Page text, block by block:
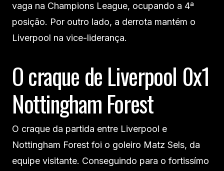
vaga na Champions League, ocupando a 4ª
posição. Por outro lado, a derrota mantém o
Liverpool na vice-liderança.
O craque de Liverpool 0x1
Nottingham Forest
O craque da partida entre Liverpool e
Nottingham Forest foi o goleiro Matz Sels, da
equipe visitante. Conseguindo para o fortissímo